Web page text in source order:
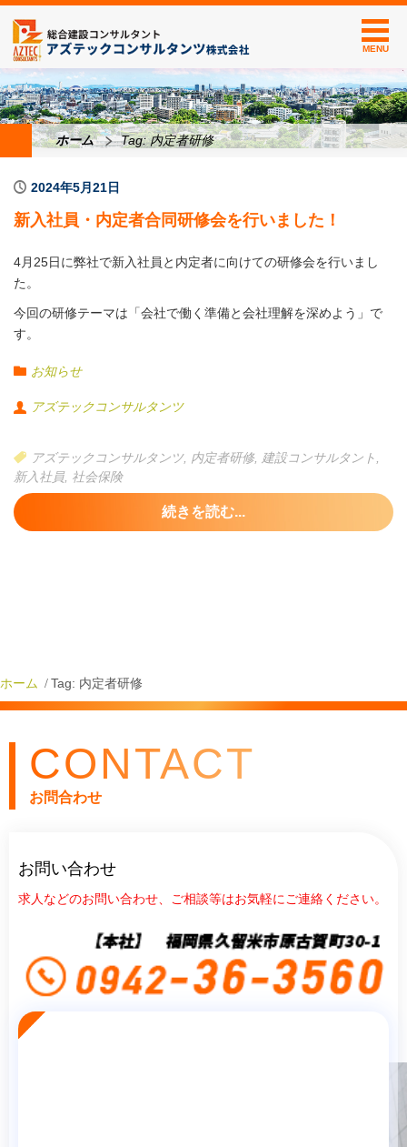
MENU
ホーム Tag: 内定者研修
2024年5月21日
新入社員・内定者合同研修会を行いました！
4月25日に弊社で新入社員と内定者に向けての研修会を行いまし
た。
今回の研修テーマは「会社で働く準備と会社理解を深めよう」で
す。
実際に研修では働くための基礎知識講座として、社会保険や福利
社員の皆様がより安心して働くことができる環境を整えることを
今後も、このような研修会を定期的に開催し、新入社員の教育や
成長をサポートしていく予定です。
お知らせ
アズテックコンサルタンツ
アズテックコンサルタンツ, 内定者研修, 建設コンサルタント,
新入社員, 社会保険
続きを読む...
ホーム Tag: 内定者研修
CONTACT
お問合わせ
お問い合わせ
求人などのお問い合わせ、ご相談等はお気軽にご連絡ください。